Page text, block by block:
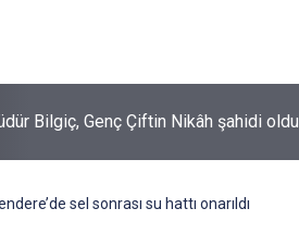
Bilgiç, Genç Çiftin Nikâh şahidi oldu
sel sonrası su hattı onarıldı